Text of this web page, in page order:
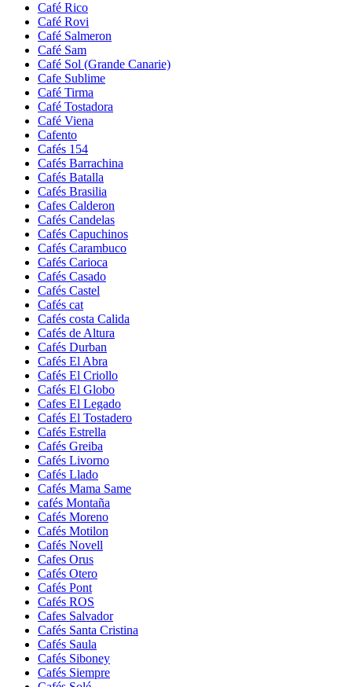
Café Rico
Café Rovi
Café Salmeron
Café Sam
Café Sol (Grande Canarie)
Cafe Sublime
Café Tirma
Café Tostadora
Café Viena
Cafento
Cafés 154
Cafés Barrachina
Cafés Batalla
Cafés Brasilia
Cafes Calderon
Cafés Candelas
Cafés Capuchinos
Cafés Carambuco
Cafés Carioca
Cafés Casado
Cafés Castel
Cafés cat
Cafés costa Calida
Cafés de Altura
Cafés Durban
Cafés El Abra
Cafés El Criollo
Cafés El Globo
Cafes El Legado
Cafés El Tostadero
Cafés Estrella
Cafés Greiba
Cafés Livorno
Cafés Llado
Cafés Mama Same
cafés Montaña
Cafés Moreno
Cafés Motilon
Cafés Novell
Cafes Orus
Cafés Otero
Cafés Pont
Cafés ROS
Cafes Salvador
Cafés Santa Cristina
Cafés Saula
Cafés Siboney
Cafés Siempre